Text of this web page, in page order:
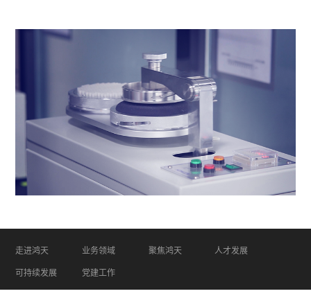
走进鸿天 业务领域 聚焦鸿天
人才发展
可持续发展
党建工作